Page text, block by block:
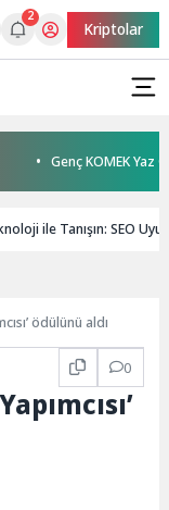
2
Kriptolar
Genç KOMEK Yaz
ile Tanışın: SEO
ödülünü aldı
0